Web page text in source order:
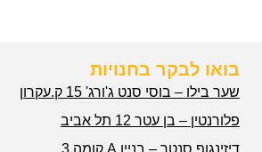
בואו לבקר בחנויות
שער בילו – בוסי סנט ג'ורג' 15 ק.עקרון
פלורנטין – בן עטר 12 תל אביב
דיזינגוף סנטר – בניין A קומה 3